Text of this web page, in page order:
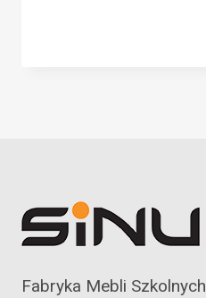
Fabryka Mebli Szkolnych